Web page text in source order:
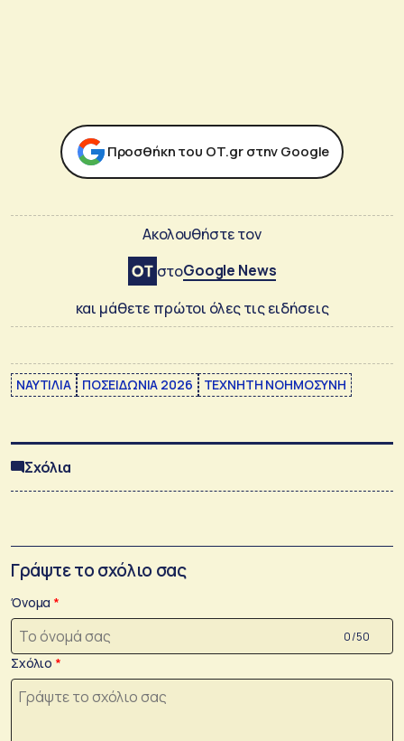
Προσθήκη του ΟΤ.gr στην Google
Ακολουθήστε τον
στοGoogle News
και μάθετε πρώτοι όλες τις ειδήσεις
ΝΑΥΤΙΛΙΑ ΠΟΣΕΙΔΩΝΙΑ 2026 ΤΕΧΝΗΤΗ ΝΟΗΜΟΣΥΝΗ
Σχόλια
Γράψτε το σχόλιο σας
Όνομα
0 /50
Σχόλιο